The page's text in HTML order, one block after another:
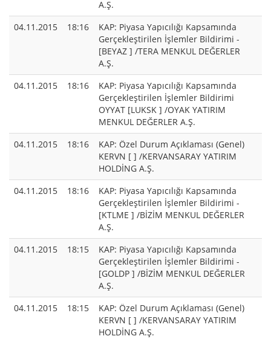
A.Ş.
04.11.2015
18:16
KAP: Piyasa Yapıcılığı Kapsamında
Gerçekleştirilen İşlemler Bildirimi -
[BEYAZ ] /TERA MENKUL DEĞERLER
A.Ş.
04.11.2015
18:16
KAP: Piyasa Yapıcılığı Kapsamında
Gerçekleştirilen İşlemler Bildirimi
OYYAT [LUKSK ] /OYAK YATIRIM
MENKUL DEĞERLER A.Ş.
04.11.2015
18:16
KAP: Özel Durum Açıklaması (Genel)
KERVN [ ] /KERVANSARAY YATIRIM
HOLDİNG A.Ş.
04.11.2015
18:16
KAP: Piyasa Yapıcılığı Kapsamında
Gerçekleştirilen İşlemler Bildirimi -
[KTLME ] /BİZİM MENKUL DEĞERLER
A.Ş.
04.11.2015
18:15
KAP: Piyasa Yapıcılığı Kapsamında
Gerçekleştirilen İşlemler Bildirimi -
[GOLDP ] /BİZİM MENKUL DEĞERLER
A.Ş.
04.11.2015
18:15
KAP: Özel Durum Açıklaması (Genel)
KERVN [ ] /KERVANSARAY YATIRIM
HOLDİNG A.Ş.